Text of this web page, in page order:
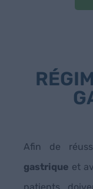
Afin de
gastrique et